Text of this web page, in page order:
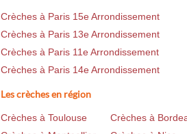
Crèches à Paris 15e Arrondissement
Crèches à Paris 13e Arrondissement
Crèches à Paris 11e Arrondissement
Crèches à Paris 14e Arrondissement
Les crèches en région
Crèches à Toulouse Crèches à